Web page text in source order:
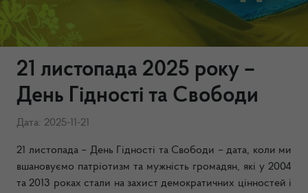
21 листопада 2025 року –
День Гідності та Свободи
Дата: 2025-11-21
21 листопада – День Гідності та Свободи – дата, коли ми
вшановуємо патріотизм та мужність громадян, які у 2004
та 2013 роках стали на захист демократичних цінностей і